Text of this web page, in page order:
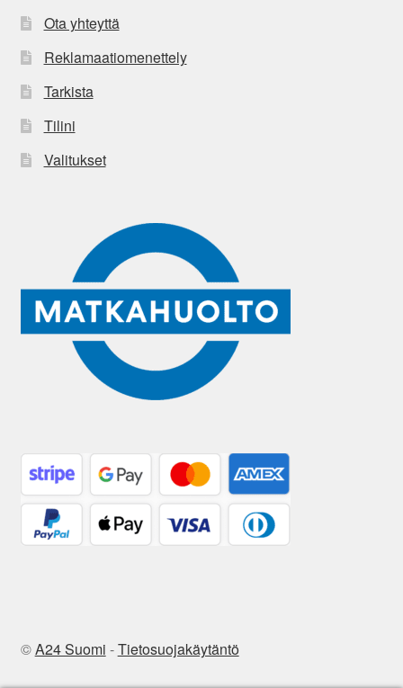
Ota yhteyttä
Reklamaatiomenettely
Tarkista
Tilini
Valitukset
©A24 Suomi -Tietosuojakäytäntö